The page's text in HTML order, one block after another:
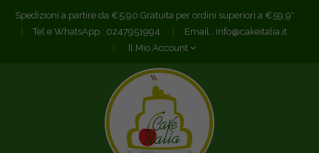
Spedizioni a partire da €5,90 Gratuita per ordini superiori a €59,9*
Tel e WhatsApp : 0247951994 Email : info@cakeitalia.it
Il Mio Account